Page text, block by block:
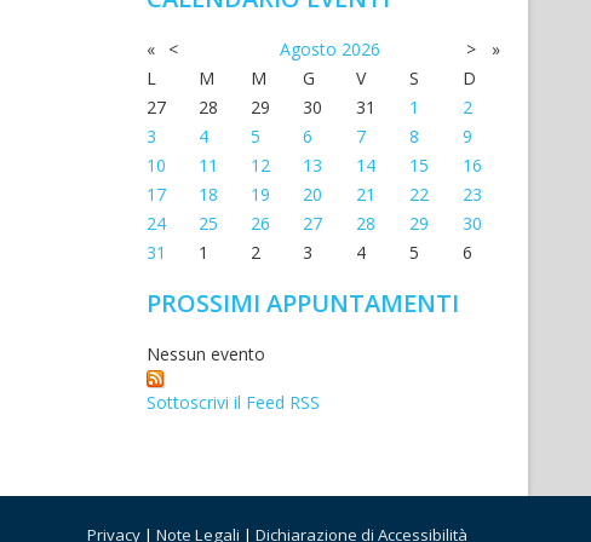
« < Agosto 2026 >
»
L
M M G V S
D
27
28 29 30 31 1
2
3
4 5 6 7 8
9
10
11 12 13 14 15
16
17
18 19 20 21 22
23
24
25 26 27 28 29
30
31
1 2 3 4 5 6
PROSSIMI APPUNTAMENTI
Nessun evento
Sottoscrivi il Feed RSS
Privacy | Note Legali | Dichiarazione di Accessibilità